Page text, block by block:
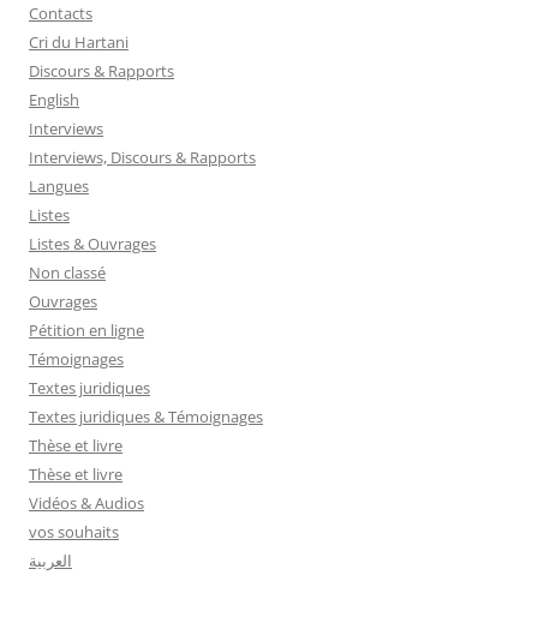
Contacts
Cri du Hartani
Discours & Rapports
English
Interviews
Interviews, Discours & Rapports
Langues
Listes
Listes & Ouvrages
Non classé
Ouvrages
Pétition en ligne
Témoignages
Textes juridiques
Textes juridiques & Témoignages
Thèse et livre
Thèse et livre
Vidéos & Audios
vos souhaits
العربية